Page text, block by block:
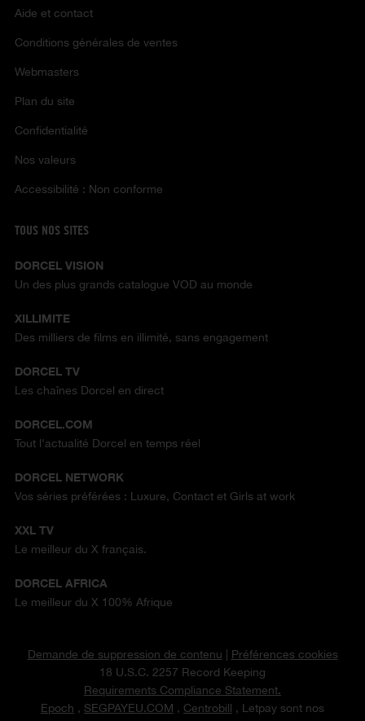
Aide et contact
Conditions générales de ventes
Webmasters
Plan du site
Confidentialité
Nos valeurs
Accessibilité : Non conforme
TOUS NOS SITES
DORCEL VISION
Un des plus grands catalogue VOD au monde
XILLIMITE
Des milliers de films en illimité, sans engagement
DORCEL TV
Les chaînes Dorcel en direct
DORCEL.COM
Tout l'actualité Dorcel en temps réel
DORCEL NETWORK
Vos séries préférées : Luxure, Contact et Girls at work
XXL TV
Le meilleur du X français.
DORCEL AFRICA
Le meilleur du X 100% Afrique
Demande de suppression de contenu | Préférences cookies
18 U.S.C. 2257 Record Keeping
Requirements Compliance Statement.
Epoch , SEGPAYEU.COM , Centrobill , Letpay sont nos